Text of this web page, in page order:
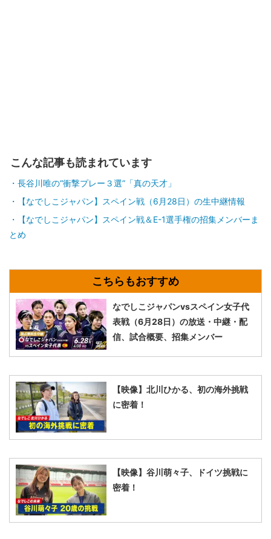
こんな記事も読まれています
長谷川唯の“衝撃プレー３選”「真の天才」
【なでしこジャパン】スペイン戦（6月28日）の生中継情報
【なでしこジャパン】スペイン戦＆E-1選手権の招集メンバーま
とめ
なでしこジャパンvsスペイン女子代
表戦（6月28日）の放送・中継・配
信、試合概要、招集メンバー
【映像】北川ひかる、初の海外挑戦
に密着！
【映像】谷川萌々子、ドイツ挑戦に
密着！